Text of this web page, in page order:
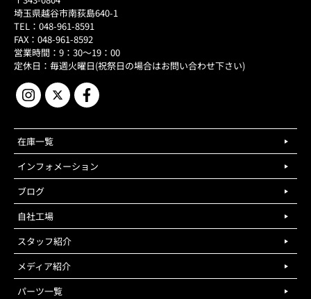
埼玉県越谷市南荻島640-1
TEL：048-961-8591
FAX：048-961-8592
営業時間：9：30～19：00
定休日：毎週火曜日(祝祭日の場合はお問い合わせ下さい)
在庫一覧
インフォメーション
ブログ
自社工場
スタッフ紹介
メディア紹介
パーツ一覧